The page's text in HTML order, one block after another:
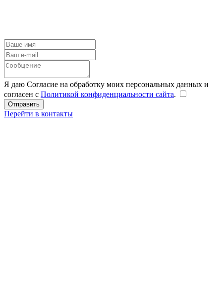
Я даю Согласие на обработку моих персональных данных и
согласен с Политикой конфиденциальности сайта.
Перейти в контакты